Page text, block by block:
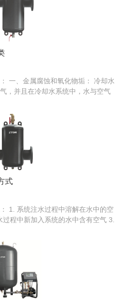
一、金属腐蚀和氧化物垢： 冷却水
，并且在冷却水系统中，水与空气
式
1. 系统注水过程中溶解在水中的空
程中新加入系统的水中含有空气 3.